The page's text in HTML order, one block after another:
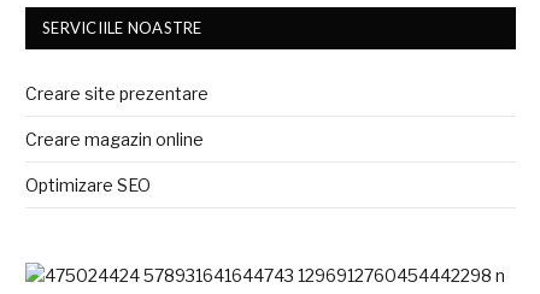
SERVICIILE NOASTRE
Creare site prezentare
Creare magazin online
Optimizare SEO